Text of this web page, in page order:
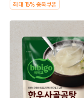
최대 15% 중복쿠폰